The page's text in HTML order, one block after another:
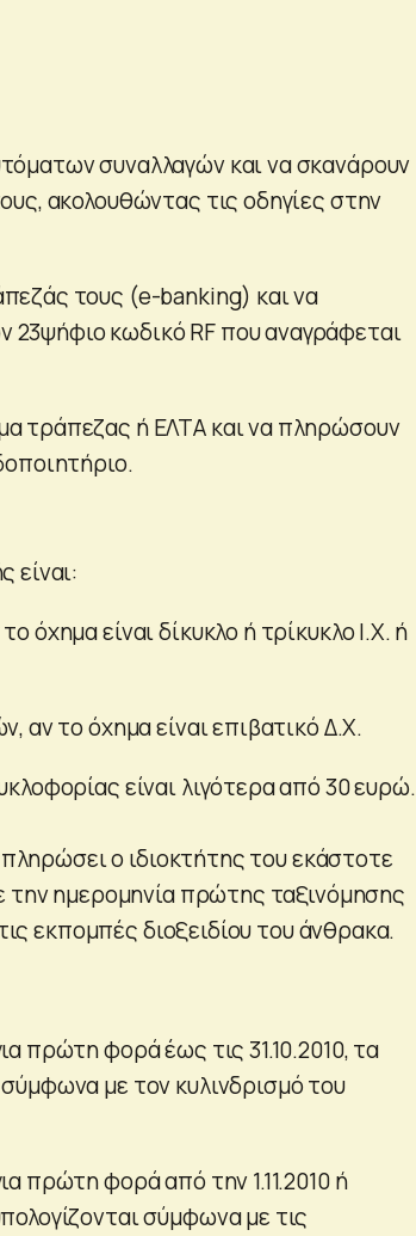
συναλλαγών και να σκανάρουν
ακολουθώντας τις οδηγίες στην
τους (e-banking) και να
κωδικό RF που αναγράφεται
τράπεζας ή ΕΛΤΑ και να πληρώσουν
είναι:
όχημα είναι δίκυκλο ή τρίκυκλο Ι.Χ. ή
αν το όχημα είναι επιβατικό Δ.Χ.
είναι λιγότερα από 30 ευρώ.
ο ιδιοκτήτης του εκάστοτε
ημερομηνία πρώτης ταξινόμησης
εκπομπές διοξειδίου του άνθρακα.
πρώτη φορά έως τις 31.10.2010, τα
με τον κυλινδρισμό του
πρώτη φορά από την 1.11.2010 ή
σύμφωνα με τις